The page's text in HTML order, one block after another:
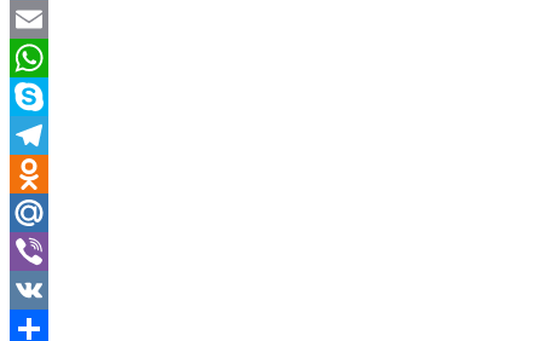
Twitter
Email
WhatsApp
Skype
Telegram
Odnoklassniki
Mail.Ru
Viber
VK